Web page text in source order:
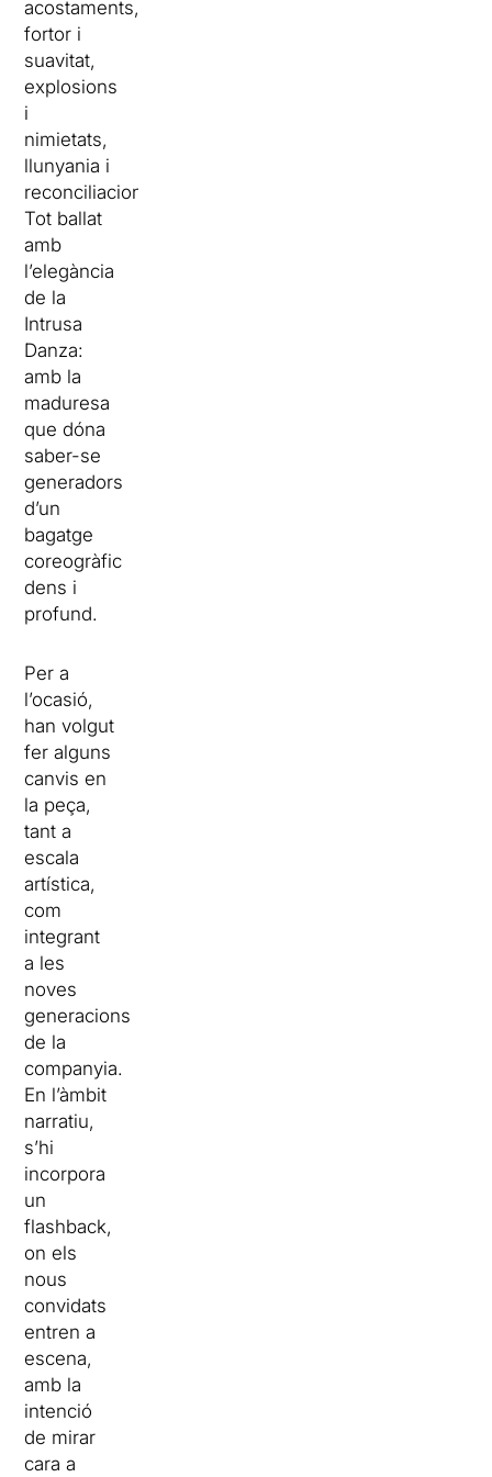
acostaments,
fortor i
suavitat,
explosions
i
nimietats,
llunyania i
reconciliacions.
Tot ballat
amb
l’elegància
de la
Intrusa
Danza:
amb la
maduresa
que dóna
saber-se
generadors
d’un
bagatge
coreogràfic
dens i
profund.
Per a
l’ocasió,
han volgut
fer alguns
canvis en
la peça,
tant a
escala
artística,
com
integrant
a les
noves
generacions
de la
companyia.
En l’àmbit
narratiu,
s’hi
incorpora
un
flashback,
on els
nous
convidats
entren a
escena,
amb la
intenció
de mirar
cara a